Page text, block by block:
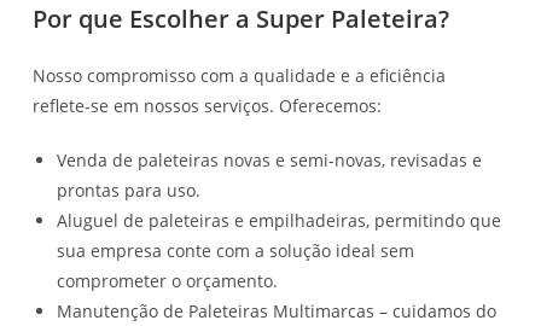
Por que Escolher a Super Paleteira?
Nosso compromisso com a qualidade e a eficiência
reflete-se em nossos serviços. Oferecemos:
Venda de paleteiras novas e semi-novas, revisadas e
prontas para uso.
Aluguel de paleteiras e empilhadeiras, permitindo que
sua empresa conte com a solução ideal sem
comprometer o orçamento.
Manutenção de Paleteiras Multimarcas – cuidamos do